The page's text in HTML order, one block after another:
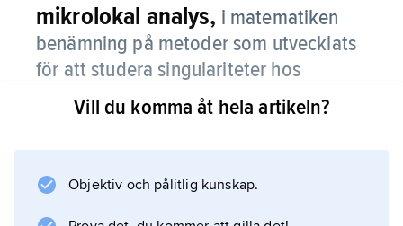
mikrolokal analys, i matematiken
benämning på metoder som utvecklats
för att studera singulariteter hos
lösningar till linjära
differentialekvationer.
omkring 1970 av Mikio Sato och Lars
Vill du komma åt hela artikeln?
Objektiv och pålitlig kunskap.